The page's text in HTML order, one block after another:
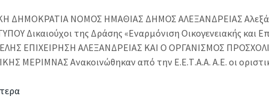
ΔΗΜΟΚΡΑΤΙΑ ΝΟΜΟΣ ΗΜΑΘΙΑΣ ΔΗΜΟΣ ΑΛΕΞΑΝΔΡΕΙΑΣ
Δικαιούχοι της Δράσης «Εναρμόνιση Οικογενειακής και
ΕΠΙΧΕΙΡΗΣΗ ΑΛΕΞΑΝΔΡΕΙΑΣ ΚΑΙ Ο ΟΡΓΑΝΙΣΜΟΣ
ΜΕΡΙΜΝΑΣ Ανακοινώθηκαν από την Ε.Ε.Τ.Α.Α. Α.Ε. οι